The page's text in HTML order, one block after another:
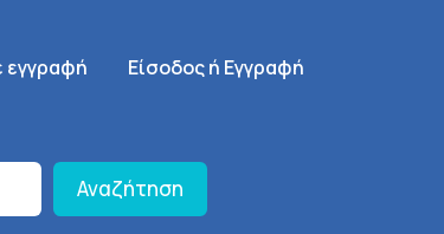
εγγραφή SignUp Menu
Είσοδος ή Εγγραφή
Αναζήτηση